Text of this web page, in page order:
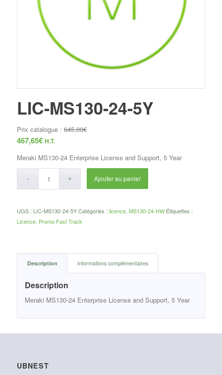
LIC-MS130-24-5Y
Prix catalogue :645,00€
467,65€ H.T.
Meraki MS130-24 Enterprise License and Support, 5 Year
Ajouter au panier
UGS : LIC-MS130-24-5Y Catégories : licence, MS130-24-HW Étiquettes :
Licence, Promo Fast Track
Description Informations complémentaires
Description
Meraki MS130-24 Enterprise License and Support, 5 Year
UBNEST